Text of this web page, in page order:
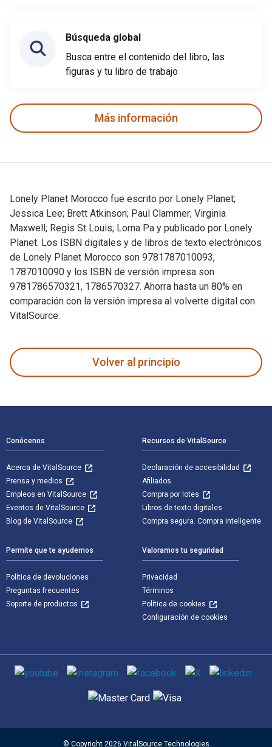
Búsqueda global
Busca entre el contenido del libro, las
figuras y tu libro de trabajo
Más información
Lonely Planet Morocco fue escrito por Lonely Planet;
Jessica Lee; Brett Atkinson; Paul Clammer; Virginia
Maxwell; Regis St Louis; Lorna Pa y publicado por Lonely
Planet. Los ISBN digitales y de libros de texto electrónicos
de Lonely Planet Morocco son 9781787010093,
1787010090 y los ISBN de versión impresa son
9781786570321, 1786570327. Ahorra hasta un 80% en
comparación con la versión impresa al volverte digital con
VitalSource.
Volver al principio
Conócenos
Acerca de VitalSource
Prensa y medios
Empleos en VitalSource
Eventos de VitalSource
Blog de VitalSource
Recursos de VitalSource
Declaración de accesibilidad
Afiliados
Compra por lotes
Libros de texto digitales
Compra segura. Compra inteligente
Permite que te ayudemos
Política de devoluciones
Preguntas frecuentes
Soporte de productos
Valoramos tu seguridad
Privacidad
Términos
Política de cookies
Configuración de cookies
Medios de comunicación social
Métodos de pago admitidos
© Copyright 2026 VitalSource Technologies